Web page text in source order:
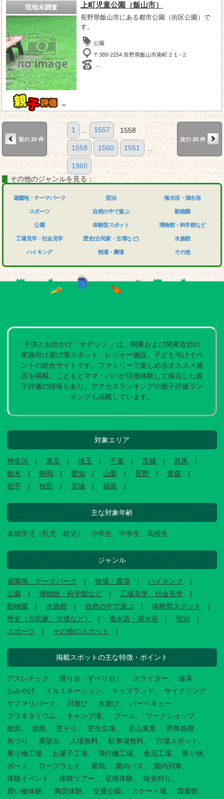
現地未調査
－
上町児童公園（飯山市）
長野県飯山市にある都市公園（街区公園）で
す。
公園
〒389-2254 長野県飯山市南町２１−２
－
前の 20 件
1 1557 1558
1559 1560 1561
1960
次の 20 件
その他のジャンルを見る：
遊園地・テーマパーク
スポーツ
公園
工場見学・社会見学
ハイキング
宿泊
自然の中で遊ぶ
体験型スポット
歴史(古民家・古墳など)
牧場・農場
海水浴・湖水浴
動物園
博物館・科学館など
水族館
その他
子供とお出かけ「オデッソ 」は、関東および関東近郊の
家族向け遊び場スポット、レジャー施設、子ども向けイベ
ントの総合サイトです。ファミリーで楽しめるオススメ施
設を掲載。こどもとママ・パパが現地体験して採点した親
子評価の情報もあり。アクセスランキングや親子評価ラン
キングも掲載しています。
対象エリア
神奈川 東京 埼玉 千葉 茨城
群馬
栃木
静岡 愛知 山梨 長野
青森
岩手
秋田 宮城 福島
主な対象年齢
未就学児（乳児、幼児）、小学生、中学生、高校生
ジャンル
遊園地・テーマパーク 牧場・農場
ハイキング
公園
博物館・科学館など
工場見学・社会見学
動物園
水族館 自然の中で遊ぶ
体験型スポット
歴史（古民家、古墳など）
海水浴・湖水浴
宿泊
スポーツ
その他のスポット
掲載スポットの主な特徴・ポイント
アスレチック 滑り台（すべり台） スライダー
遊具
おみやげ
イルミネーション キッズランド
サイクリング
サファリパーク
川遊び 水遊び
バーベキュー
プラネタリウム
キャンプ場 プール
ワークショップ
散策
迷路 芝そり 芝生広場 里山風景
野鳥観察
魚つり
展望台 入場無料 駐車場無料
穴場スポット
乗り物工場
お菓子工場 飛行機工場 食品工場
乗り物
ボート
ロープウェイ 乗馬 園内バス
園内列車
体験イベント
体験ツアー 収穫体験
味覚狩り
買い物体験
陶芸体験 交通公園 スケート場 図書館